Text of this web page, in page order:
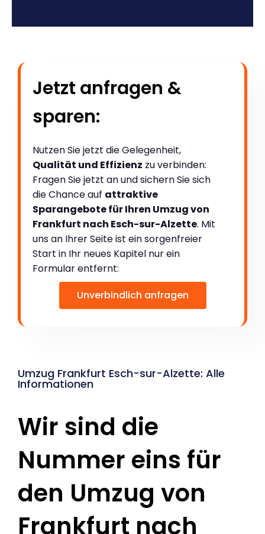
Jetzt anfragen &
sparen:
Nutzen Sie jetzt die Gelegenheit,
Qualität und Effizienz zu verbinden:
Fragen Sie jetzt an und sichern Sie sich
die Chance auf attraktive
Sparangebote für Ihren Umzug von
Frankfurt nach Esch-sur-Alzette. Mit
uns an Ihrer Seite ist ein sorgenfreier
Start in Ihr neues Kapitel nur ein
Formular entfernt:
Unverbindlich anfragen
Umzug Frankfurt Esch-sur-Alzette: Alle
Informationen
Wir sind die
Nummer eins für
den Umzug von
Frankfurt nach